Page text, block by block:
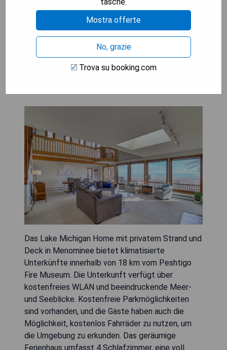
MOSTRA I PREZZI
Lake Michigan Home with
Das Lake Michigan Home mit privatem Strand und
Deck in Menominee bietet klimatisierte
Unterkünfte innerhalb von 18 km vom Peshtigo
Fire Museum. Die Unterkunft verfügt über
kostenfreies WLAN und beeindruckende Meer-
und Seeblicke. Kostenfreie Parkmöglichkeiten
sind vorhanden, und die Gäste haben auch die
Möglichkeit, kostenlos Fahrräder zu nutzen, um
die Umgebung zu erkunden. Das geräumige
Ferienhaus umfasst 4 Schlafzimmer, eine voll
Mostra offerte
No, grazie
Trova su booking.com